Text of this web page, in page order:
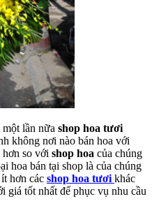
lần nữa shop hoa tươi
không nơi nào bán hoa với
hơn so với shop hoa của chúng
hoa bán tại shop là của chúng
hơn các shop hoa tươi khác
giá tốt nhất để phục vụ nhu cầu